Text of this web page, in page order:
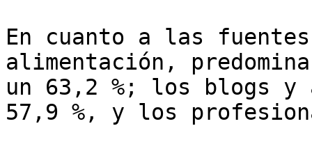
En cuanto a las
alimentación,
un 63,2 %; los blogs
57,9 %, y los